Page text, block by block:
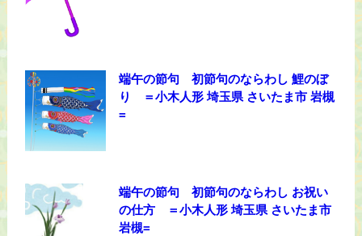
端午の節句 初節句のならわし 鯉のぼ
り ＝小木人形 埼玉県 さいたま市 岩槻
=
端午の節句 初節句のならわし お祝い
の仕方 ＝小木人形 埼玉県 さいたま市
岩槻=